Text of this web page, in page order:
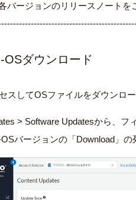
バージョンのリリースノートを
OSダウンロード
スしてOSファイルをダウンロー
> Software Updatesから、フ
バージョンの「Download」